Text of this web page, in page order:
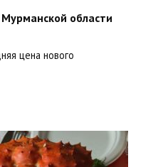
области
цена нового